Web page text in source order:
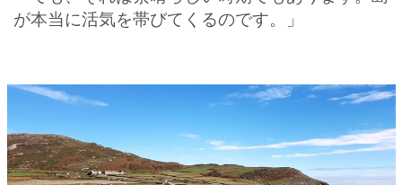
が本当に活気を帯びてくるのです。」